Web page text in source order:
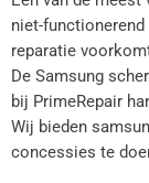
niet-
reparatie
De Samsung
bij PrimeRepair
Wij bieden
concessies te